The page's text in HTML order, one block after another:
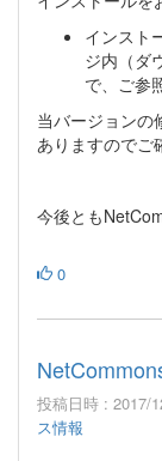
インスト
ジ内（ダ
で、ご参
当バージョンの
ありますのでご
今後とも
0
投稿日時 : 2017/
ス情報